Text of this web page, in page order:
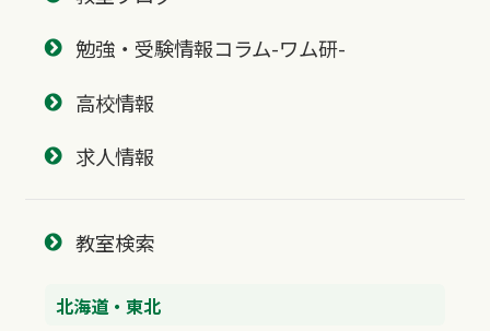
勉強・受験情報コラム-ワム研-
高校情報
求人情報
教室検索
北海道・東北